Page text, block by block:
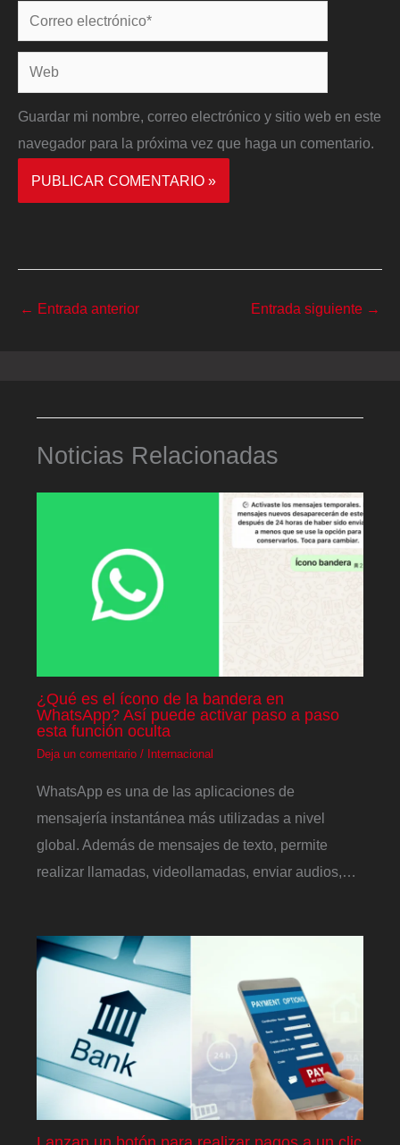
Correo
electrónico*
Web
Guardar mi nombre, correo electrónico y sitio web en este
navegador para la próxima vez que haga un comentario.
← Entrada anterior Entrada siguiente →
Noticias Relacionadas
¿Qué es el ícono de la bandera en
WhatsApp? Así puede activar paso a paso
esta función oculta
Deja un comentario / Internacional
WhatsApp es una de las aplicaciones de
mensajería instantánea más utilizadas a nivel
global. Además de mensajes de texto, permite
realizar llamadas, videollamadas, enviar audios,…